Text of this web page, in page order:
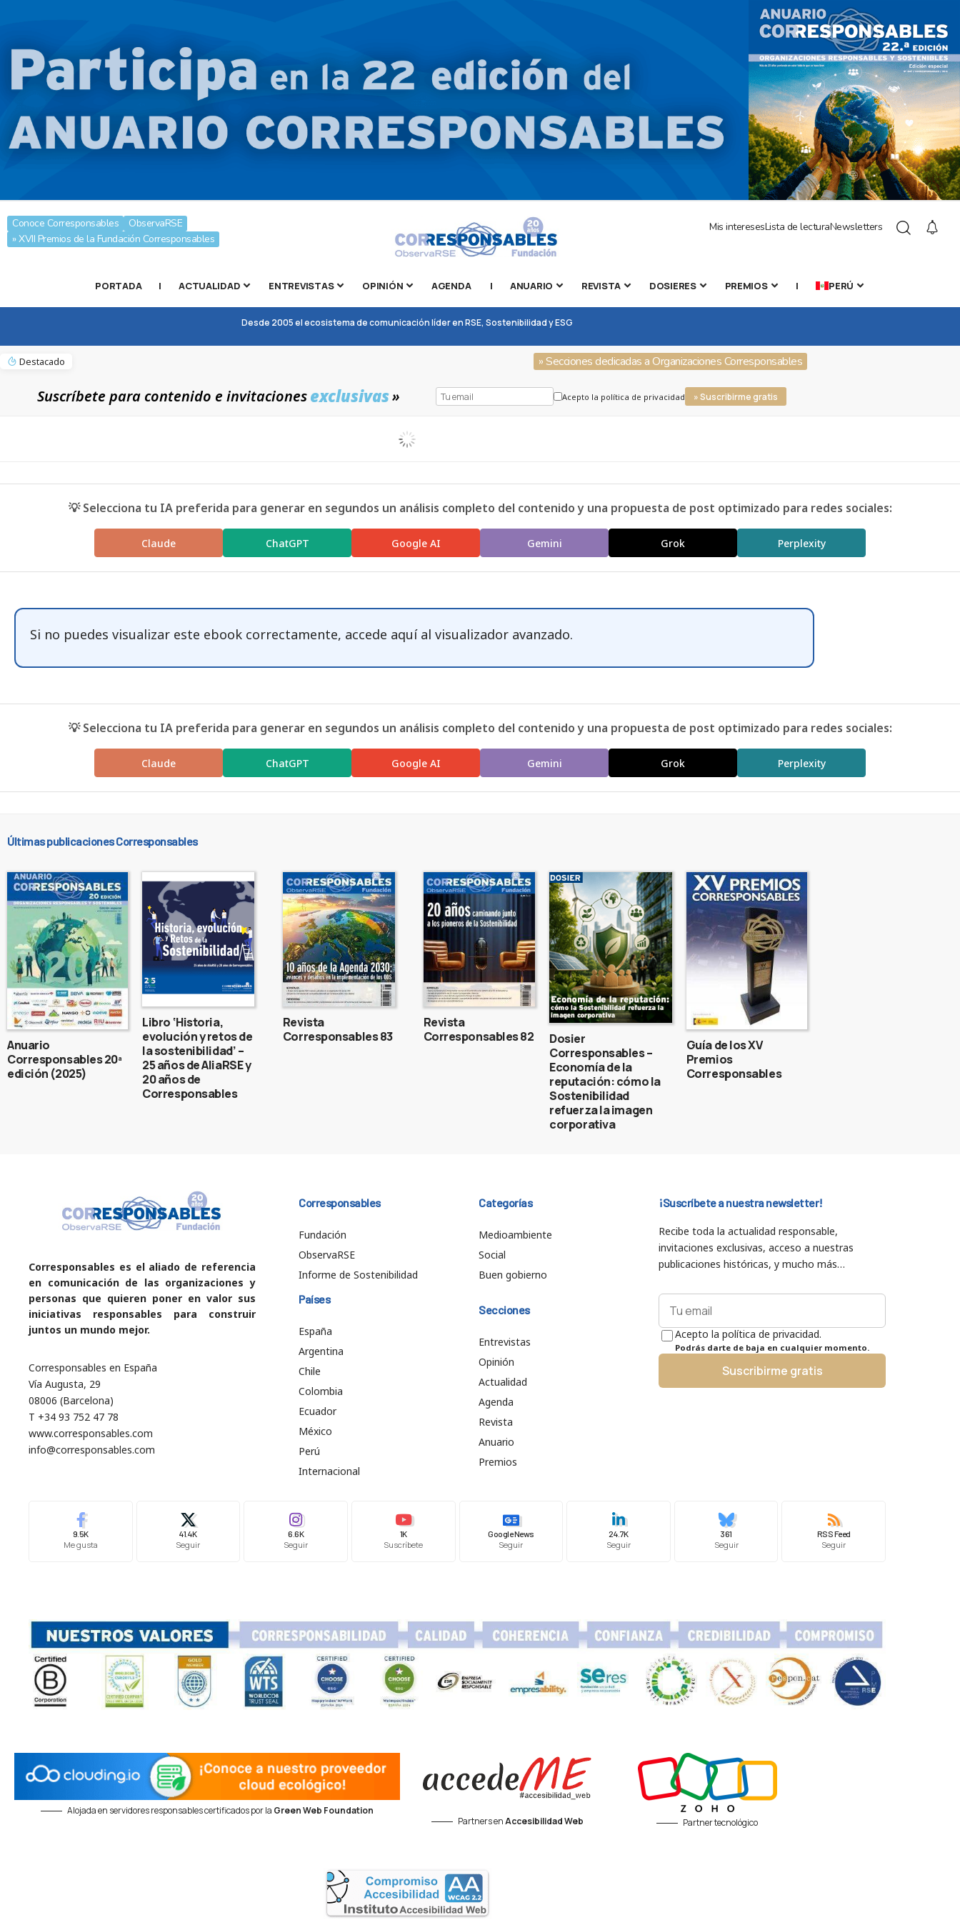
Conoce Corresponsables
ObservaRSE
» XVII Premios de la Fundación Corresponsables
Mis interesesLista de lecturaNewsletters
PORTADA | ACTUALIDAD ENTREVISTAS OPINIÓN AGENDA | ANUARIO REVISTA DOSIERES PREMIOS | PERÚ
Desde 2005 el ecosistema de comunicación líder en RSE, Sostenibilidad y ESG
Destacado » Secciones dedicadas a Organizaciones Corresponsables
Suscríbete para contenido e invitacionesexclusivas» Acepto la política de privacidad » Suscribirme gratis
💡 Selecciona tu IA preferida para generar en segundos un análisis completo del contenido y una propuesta de post optimizado para redes sociales:
Claude ChatGPT Google AI Gemini Grok Perplexity
Si no puedes visualizar este ebook correctamente, accede aquíal visualizador avanzado.
💡 Selecciona tu IA preferida para generar en segundos un análisis completo del contenido y una propuesta de post optimizado para redes sociales:
Claude ChatGPT Google AI Gemini Grok Perplexity
Últimas publicaciones Corresponsables
Anuario
Corresponsables 20ª
edición (2025)
Libro ‘Historia,
evolución y retos de
la sostenibilidad’ –
25 años de AliaRSE y
20 años de
Corresponsables
Revista
Corresponsables 83
Revista
Corresponsables 82
Dosier
Corresponsables –
Economía de la
reputación: cómo la
Sostenibilidad
refuerza la imagen
corporativa
Guía de los XV
Premios
Corresponsables
Corresponsables es el aliado de referencia
en comunicación de las organizaciones y
personas que quieren poner en valor sus
iniciativas responsables para construir
juntos un mundo mejor.
Corresponsables en España
Vía Augusta, 29
08006 (Barcelona)
T +34 93 752 47 78
www.corresponsables.com
info@corresponsables.com
Corresponsables
Fundación
ObservaRSE
Informe de Sostenibilidad
Países
España
Argentina
Chile
Colombia
Ecuador
México
Perú
Internacional
Categorías
Medioambiente
Social
Buen gobierno
Secciones
Entrevistas
Opinión
Actualidad
Agenda
Revista
Anuario
Premios
¡Suscríbete a nuestra newsletter!
Recibe toda la actualidad responsable,
invitaciones exclusivas, acceso a nuestras
publicaciones históricas, y mucho más…
Acepto la política de privacidad.
Podrás darte de baja en cualquier momento.
Suscribirme gratis
9.5K
Me gusta
41.4K
Seguir
6.6K
Seguir
1K
Suscríbete
Google News
Seguir
24.7K
Seguir
361
Seguir
RSS Feed
Seguir
Alojada en servidores responsables certificados por la Green Web Foundation
Partners enAccesibilidad Web Partner tecnológico